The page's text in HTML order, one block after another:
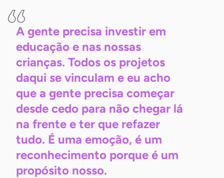
A gente precisa investir em
educação e nas nossas
crianças. Todos os projetos
daqui se vinculam e eu acho
que a gente precisa começar
desde cedo para não chegar lá
na frente e ter que refazer
tudo. É uma emoção, é um
reconhecimento porque é um
propósito nosso.